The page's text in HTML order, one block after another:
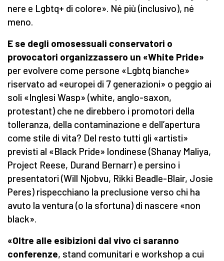
nere e Lgbtq+ di colore». Né più (inclusivo), né
meno.
E se degli omosessuali conservatori o
provocatori organizzassero un «White Pride»
per evolvere come persone «Lgbtq bianche»
riservato ad «europei di 7 generazioni» o peggio ai
soli «Inglesi Wasp» (white, anglo-saxon,
protestant) che ne direbbero i promotori della
tolleranza, della contaminazione e dell’apertura
come stile di vita? Del resto tutti gli «artisti»
previsti al «Black Pride» londinese (Shanay Maliya,
Project Reese, Durand Bernarr) e persino i
presentatori (Will Njobvu, Rikki Beadle-Blair, Josie
Peres) rispecchiano la preclusione verso chi ha
avuto la ventura (o la sfortuna) di nascere «non
black».
«Oltre alle esibizioni dal vivo ci saranno
conferenze, stand comunitari e workshop a cui